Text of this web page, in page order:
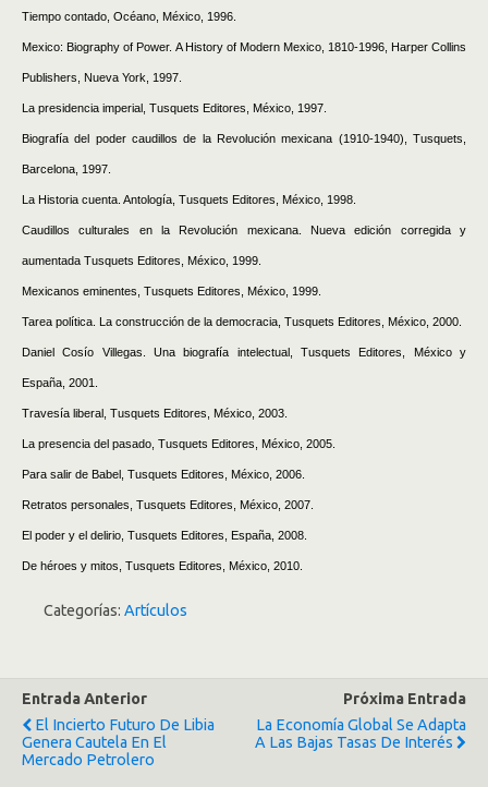
Tiempo contado, Océano, México, 1996.
Mexico: Biography of Power. A History of Modern Mexico, 1810-1996, Harper Collins
Publishers, Nueva York, 1997.
La presidencia imperial, Tusquets Editores, México, 1997.
Biografía del poder caudillos de la Revolución mexicana (1910-1940), Tusquets,
Barcelona, 1997.
La Historia cuenta. Antología, Tusquets Editores, México, 1998.
Caudillos culturales en la Revolución mexicana. Nueva edición corregida y
aumentada Tusquets Editores, México, 1999.
Mexicanos eminentes, Tusquets Editores, México, 1999.
Tarea política. La construcción de la democracia, Tusquets Editores, México, 2000.
Daniel Cosío Villegas. Una biografía intelectual, Tusquets Editores, México y
España, 2001.
Travesía liberal, Tusquets Editores, México, 2003.
La presencia del pasado, Tusquets Editores, México, 2005.
Para salir de Babel, Tusquets Editores, México, 2006.
Retratos personales, Tusquets Editores, México, 2007.
El poder y el delirio, Tusquets Editores, España, 2008.
De héroes y mitos, Tusquets Editores, México, 2010.
Categorías: Artículos
Entrada Anterior
El Incierto Futuro De Libia
Genera Cautela En El
Mercado Petrolero
Próxima Entrada
La Economía Global Se Adapta
A Las Bajas Tasas De Interés